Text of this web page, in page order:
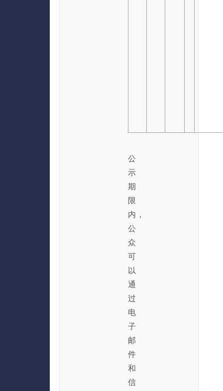
公
示
期
限
内，
公
众
可
以
通
过
电
子
邮
件
和
信